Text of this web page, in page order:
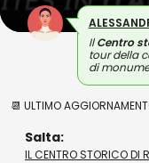
IlCentro
tour della
di
📆 ULTIMO
Salta:
IL CENTRO STORICO DI